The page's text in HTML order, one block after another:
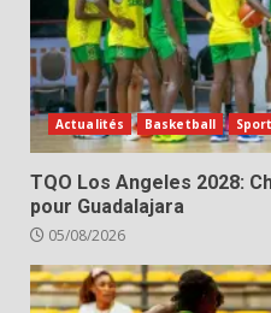
Actualités Basketball Sport
TQO Los Angeles 2028:
pour Guadalajara
05/08/2026